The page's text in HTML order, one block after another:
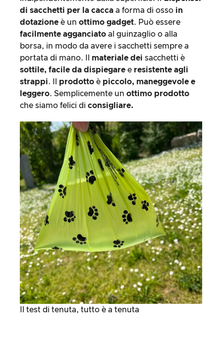
di sacchetti per la cacca a forma di osso in
dotazione è un ottimo gadget. Può essere
facilmente agganciato al guinzaglio o alla
borsa, in modo da avere i sacchetti sempre a
portata di mano. Il materiale dei sacchetti è
sottile, facile da dispiegare e resistente agli
strappi. Il prodotto è piccolo, maneggevole e
leggero. Semplicemente un ottimo prodotto
che siamo felici di consigliare.
Il test di tenuta, tutto è a tenuta